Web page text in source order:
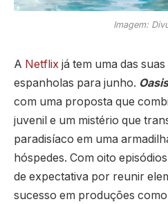
Imagem:
A Netflix já tem uma das
espanholas para junho. Oasis
com uma proposta que
juvenil e um mistério que
paradisíaco em uma
hóspedes. Com oito
de expectativa por reunir
sucesso em produções